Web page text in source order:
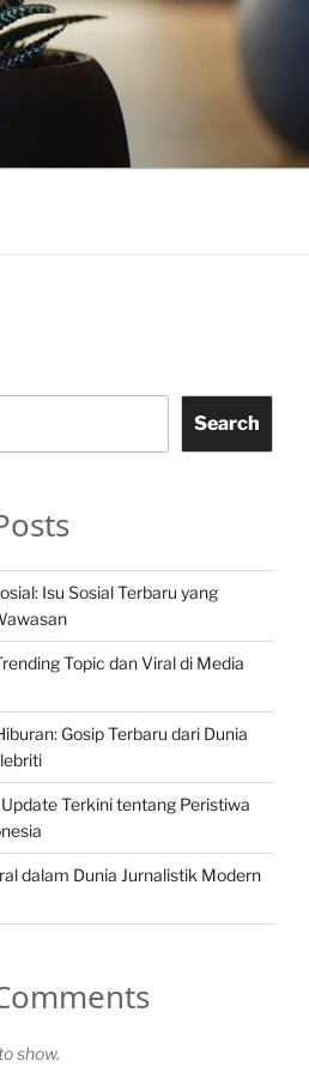
Search
Isu Sosial Terbaru yang
Topic dan Viral di Media
Gosip Terbaru dari Dunia
Terkini tentang Peristiwa
dalam Dunia Jurnalistik Modern
show.